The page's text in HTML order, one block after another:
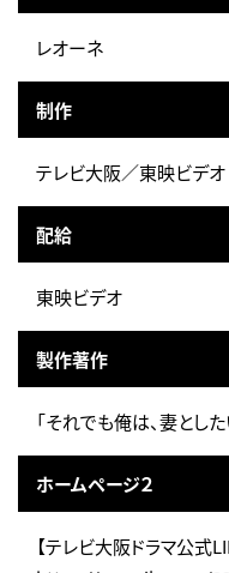
レオーネ
制作
テレビ大阪／東映ビデオ
配給
東映ビデオ
製作著作
「それでも俺は、妻とし
ホームページ２
【テレビ大阪ドラマ公式